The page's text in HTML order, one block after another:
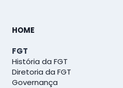
HOME
FGT
História da FGT
Diretoria da FGT
Governança